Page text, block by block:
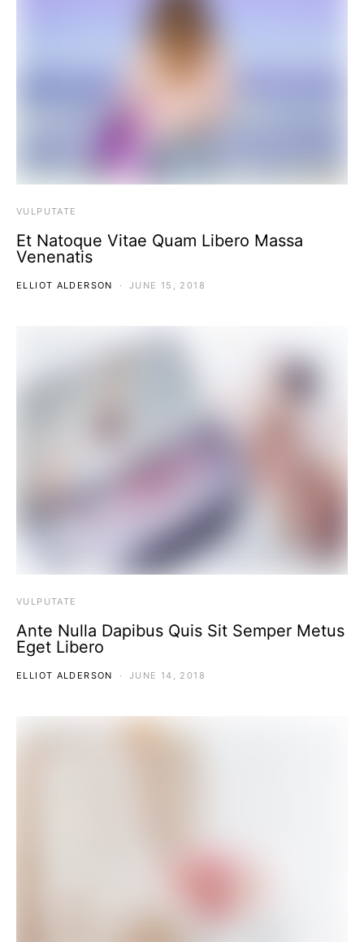
VULPUTATE
Et Natoque Vitae Quam Libero Massa
Venenatis
ELLIOT ALDERSON JUNE 15, 2018
VULPUTATE
Ante Nulla Dapibus Quis Sit Semper Metus
Eget Libero
ELLIOT ALDERSON JUNE 14, 2018